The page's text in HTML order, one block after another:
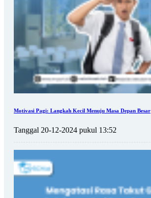
Motivasi Pagi: Langkah Kecil Menuju Masa Depan Besar
Tanggal 20-12-2024 pukul 13:52